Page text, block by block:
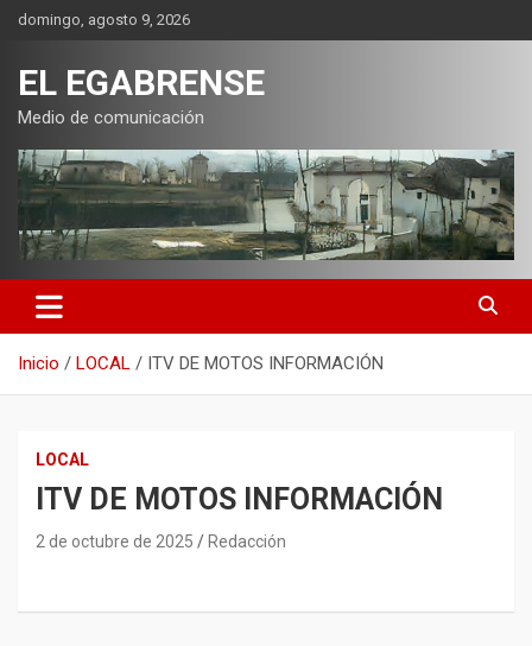
Saltardomingo, agosto 9, 2026
EL EGABRENSE
Medio de comunicación
Inicio LOCAL ITV DE MOTOS INFORMACIÓN
LOCAL
ITV DE MOTOS INFORMACIÓN
2 de octubre de 2025 Redacción